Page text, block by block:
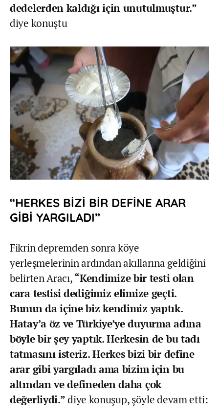
dedelerden kaldığı için unutulmuştur.”
diye konuştu
“HERKES BİZİ BİR DEFİNE ARAR
GİBİ YARGILADI”
Fikrin depremden sonra köye
yerleşmelerinin ardından akıllarına geldiğini
belirten Aracı,“Kendimize bir testi olan
cara testisi dediğimiz elimize geçti.
Bunun da içine biz kendimiz yaptık.
Hatay’a öz ve Türkiye’ye duyurma adına
böyle bir şey yaptık. Herkesin de bu tadı
tatmasını isteriz. Herkes bizi bir define
arar gibi yargıladı ama bizim için bu
altından ve defineden daha çok
değerliydi.”diye konuşup, şöyle devam etti: